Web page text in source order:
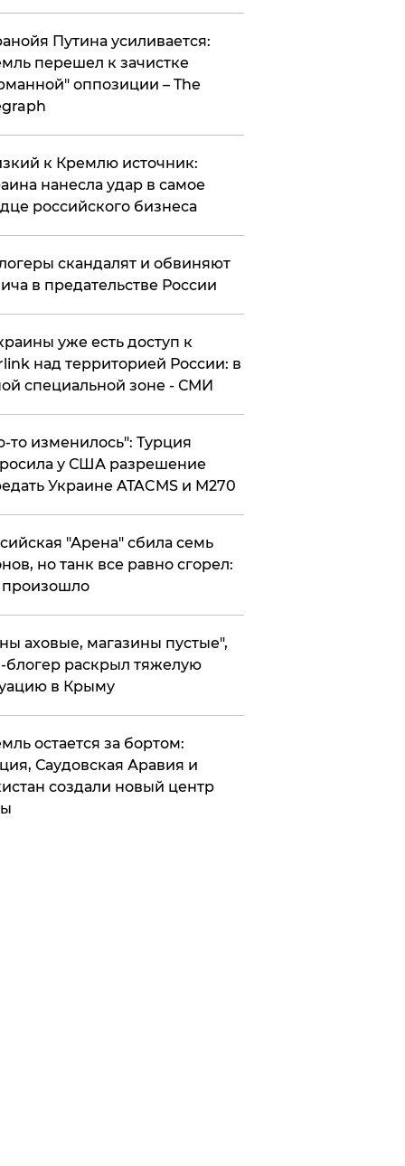
Путина усиливается:
перешел к зачистке
оппозиции – The
к Кремлю источник:
нанесла удар в самое
российского бизнеса
скандалят и обвиняют
в предательстве России
уже есть доступ к
над территорией России: в
специальной зоне - СМИ
то изменилось": Турция
у США разрешение
Украине ATACMS и M270
"Арена" сбила семь
но танк все равно сгорел:
произошло
аховые, магазины пустые",
раскрыл тяжелую
в Крыму
остается за бортом:
Саудовская Аравия и
создали новый центр